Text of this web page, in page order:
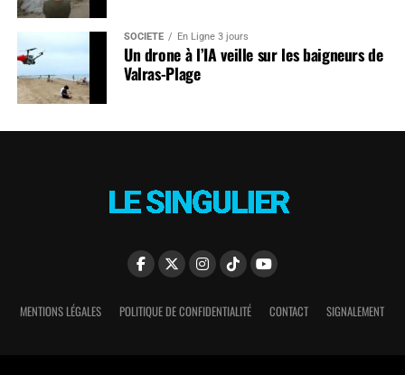
SOCIÉTÉ En Ligne 3 jours
Un drone à l’IA veille sur les baigneurs de
Valras-Plage
MENTIONS LÉGALES POLITIQUE DE CONFIDENTIALITÉ CONTACT SIGNALEMENT